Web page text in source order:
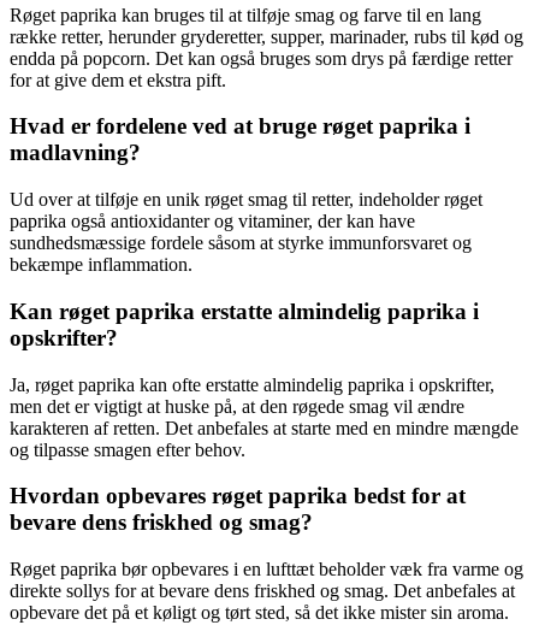
Røget paprika kan bruges til at tilføje smag og farve til en lang
række retter, herunder gryderetter, supper, marinader, rubs til kød og
endda på popcorn. Det kan også bruges som drys på færdige retter
for at give dem et ekstra pift.
Hvad er fordelene ved at bruge røget paprika i
madlavning?
Ud over at tilføje en unik røget smag til retter, indeholder røget
paprika også antioxidanter og vitaminer, der kan have
sundhedsmæssige fordele såsom at styrke immunforsvaret og
bekæmpe inflammation.
Kan røget paprika erstatte almindelig paprika i
opskrifter?
Ja, røget paprika kan ofte erstatte almindelig paprika i opskrifter,
men det er vigtigt at huske på, at den røgede smag vil ændre
karakteren af retten. Det anbefales at starte med en mindre mængde
og tilpasse smagen efter behov.
Hvordan opbevares røget paprika bedst for at
bevare dens friskhed og smag?
Røget paprika bør opbevares i en lufttæt beholder væk fra varme og
direkte sollys for at bevare dens friskhed og smag. Det anbefales at
opbevare det på et køligt og tørt sted, så det ikke mister sin aroma.